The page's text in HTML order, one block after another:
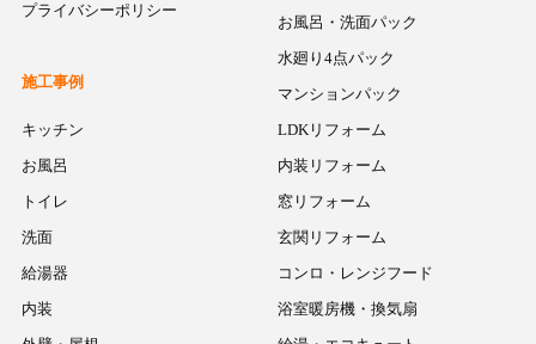
プライバシーポリシー
お風呂・洗面パック
水廻り4点パック
マンションパック
LDKリフォーム
内装リフォーム
窓リフォーム
玄関リフォーム
コンロ・レンジフード
浴室暖房機・換気扇
施工事例
キッチン
お風呂
トイレ
洗面
給湯器
内装